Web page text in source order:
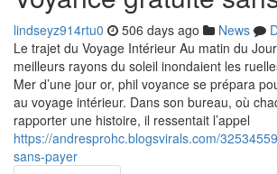
lindseyz914rtu0 506 days ago News
Le trajet du Voyage Intérieur Au matin du
meilleurs rayons du soleil inondaient les
Mer d’une jour or, phil voyance se prépara
au voyage intérieur. Dans son bureau, où
rapporter une histoire, il ressentait l’appel
https://andresprohc.blogsvirals.com/
sans-payer